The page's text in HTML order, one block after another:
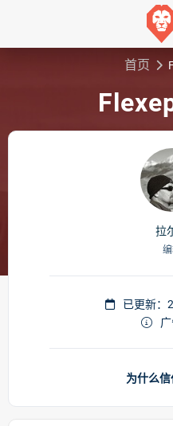
首页
拉
已更新：
为什么信